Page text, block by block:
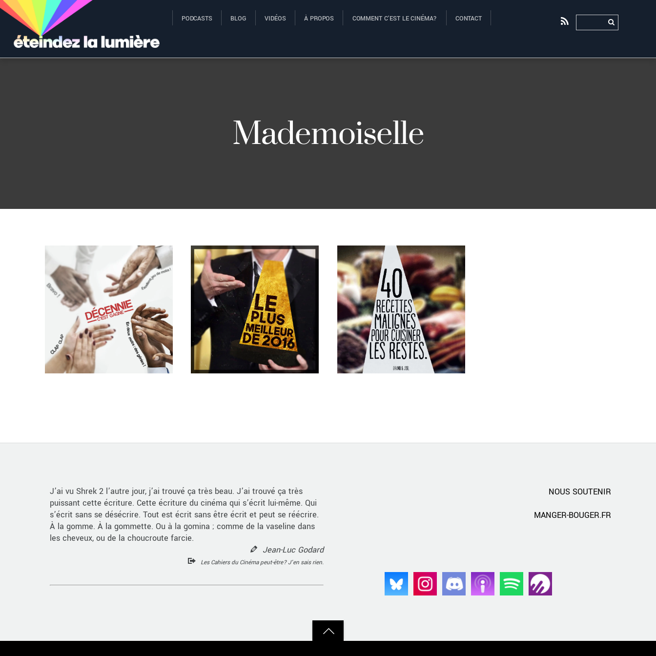
RSS
PODCASTS BLOG VIDÉOS À PROPOS COMMENT C’EST LE CINÉMA? CONTACT
Mademoiselle
J’ai vu Shrek 2 l’autre jour, j’ai trouvé ça très beau. J’ai trouvé ça très
puissant cette écriture. Cette écriture du cinéma qui s’écrit lui-même. Qui
s’écrit sans se désécrire. Tout est écrit sans être écrit et peut se réécrire.
À la gomme. À la gommette. Ou à la gomina ; comme de la vaseline dans
les cheveux, ou de la choucroute farcie.
Jean-Luc Godard
Les Cahiers du Cinéma peut-être? J'en sais rien.
NOUS SOUTENIR
MANGER-BOUGER.FR
Back